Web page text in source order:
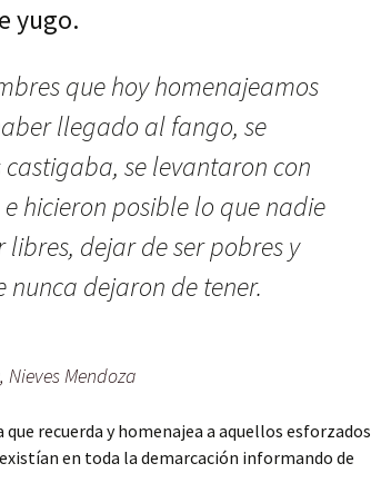
yugo.
que hoy homenajeamos
llegado al fango, se
se levantaron con
hicieron posible lo que nadie
dejar de ser pobres y
dejaron de tener.
Mendoza
recuerda y homenajea a aquellos esforzados
en toda la demarcación informando de